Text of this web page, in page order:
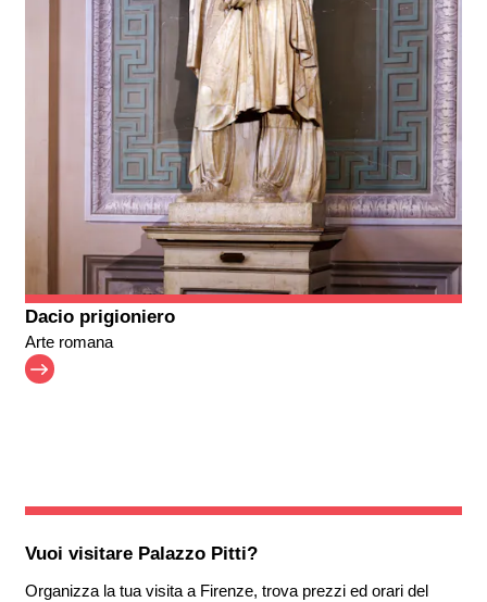
Dacio prigioniero
Arte romana
Vuoi visitare Palazzo Pitti?
Organizza la tua visita a Firenze, trova prezzi ed orari del